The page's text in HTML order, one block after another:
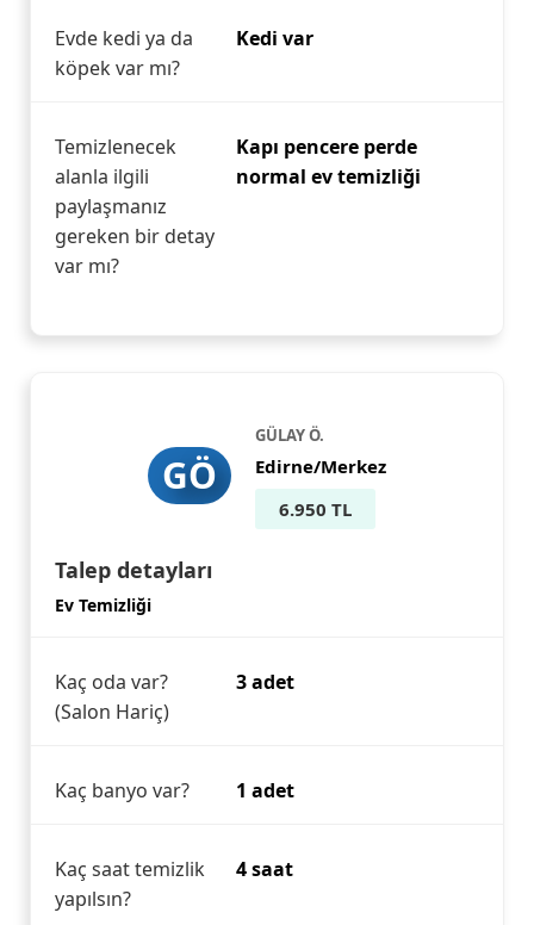
Evde kedi ya da
köpek var mı?
Kedi var
Temizlenecek
alanla ilgili
paylaşmanız
gereken bir detay
var mı?
Kapı pencere perde
normal ev temizliği
GÖ
GÜLAY Ö.
Edirne/Merkez
6.950 TL
Talep detayları
Ev Temizliği
Kaç oda var?
(Salon Hariç)
3 adet
Kaç banyo var? 1 adet
Kaç saat temizlik
yapılsın?
4 saat